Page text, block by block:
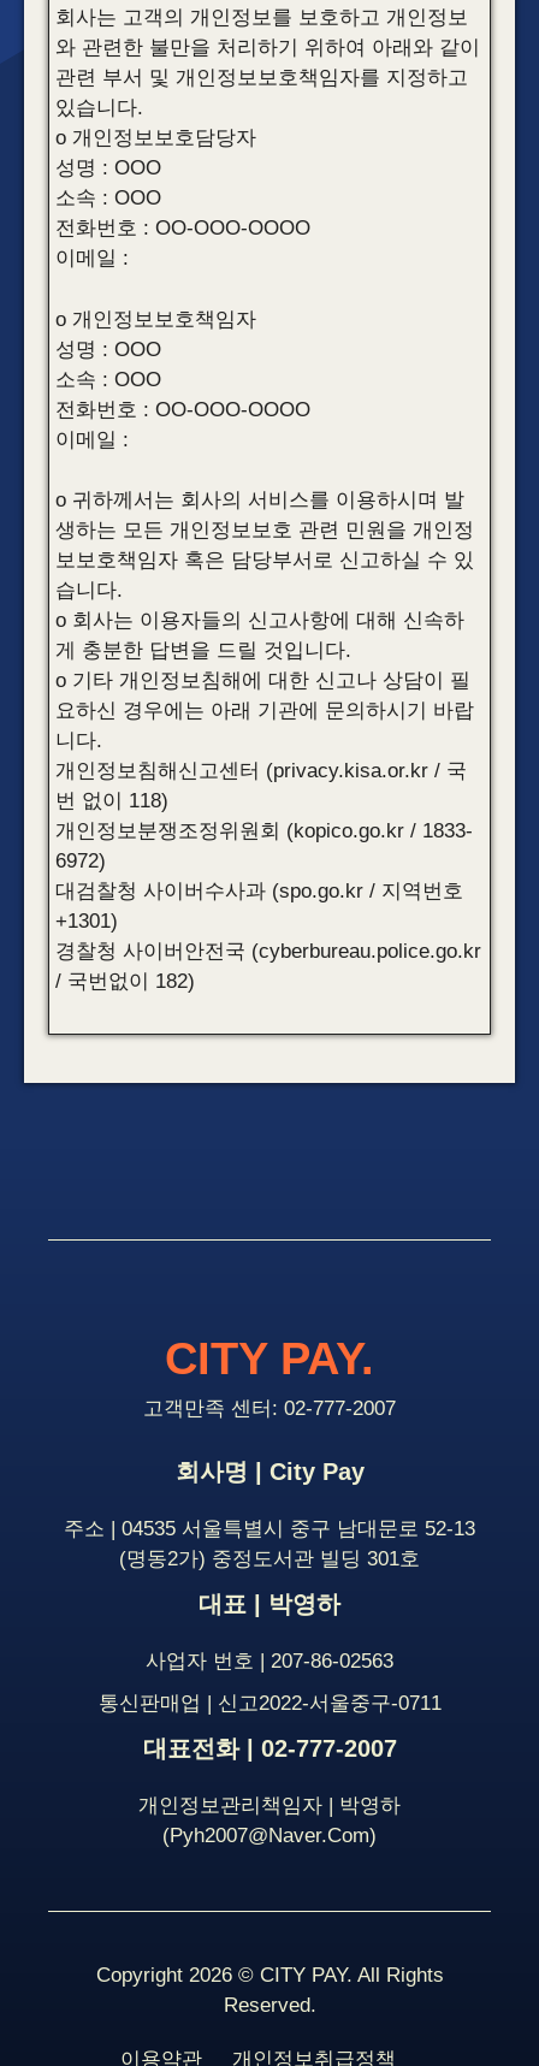
회사는 고객의 개인정보를 보호하고 개인정보
와 관련한 불만을 처리하기 위하여 아래와 같이
관련 부서 및 개인정보보호책임자를 지정하고
있습니다.
o 개인정보보호담당자
성명 : OOO
소속 : OOO
전화번호 : OO-OOO-OOOO
이메일 :
o 개인정보보호책임자
성명 : OOO
소속 : OOO
전화번호 : OO-OOO-OOOO
이메일 :
o 귀하께서는 회사의 서비스를 이용하시며 발
생하는 모든 개인정보보호 관련 민원을 개인정
보보호책임자 혹은 담당부서로 신고하실 수 있
습니다.
o 회사는 이용자들의 신고사항에 대해 신속하
게 충분한 답변을 드릴 것입니다.
o 기타 개인정보침해에 대한 신고나 상담이 필
요하신 경우에는 아래 기관에 문의하시기 바랍
니다.
개인정보침해신고센터 (privacy.kisa.or.kr / 국
번 없이 118)
개인정보분쟁조정위원회 (kopico.go.kr / 1833-
6972)
대검찰청 사이버수사과 (spo.go.kr / 지역번호
+1301)
경찰청 사이버안전국 (cyberbureau.police.go.kr
/ 국번없이 182)
회사명 | City Pay
주소 | 04535 서울특별시 중구 남대문로 52-13
(명동2가) 중정도서관 빌딩 301호
대표 | 박영하
사업자 번호 | 207-86-02563
통신판매업 | 신고2022-서울중구-0711
대표전화 | 02-777-2007
개인정보관리책임자 | 박영하
(pyh2007@naver.com)
CITY PAY.
고객만족 센터: 02-777-2007
Copyright 2026 © CITY PAY. All Rights
Reserved.
이용약관 개인정보취급정책